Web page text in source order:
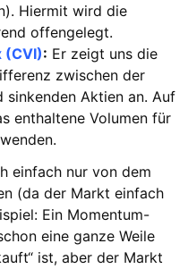
Hiermit wird die
offengelegt.
(CVI): Er zeigt uns die
zwischen der
sinkenden Aktien an. Auf
enthaltene Volumen für
einfach nur von dem
(da der Markt einfach
Ein Momentum-
eine ganze Weile
ist, aber der Markt